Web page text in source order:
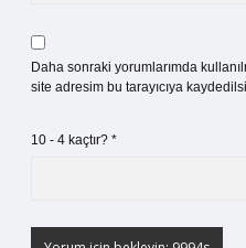
Daha sonraki yorumlarımda
site adresim bu tarayıcıya
10 - 4 kaçtır? *